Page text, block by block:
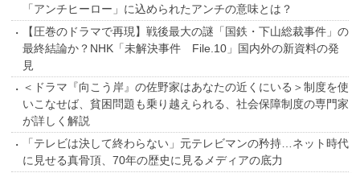
「アンチヒーロー」に込められたアンチの意味とは？
【圧巻のドラマで再現】戦後最大の謎「国鉄・下山総裁事件」の
最終結論か？NHK「未解決事件 File.10」国内外の新資料の発
見
＜ドラマ『向こう岸』の佐野家はあなたの近くにいる＞制度を使
いこなせば、貧困問題も乗り越えられる、社会保障制度の専門家
が詳しく解説
「テレビは決して終わらない」元テレビマンの矜持…ネット時代
に見せる真骨頂、70年の歴史に見るメディアの底力